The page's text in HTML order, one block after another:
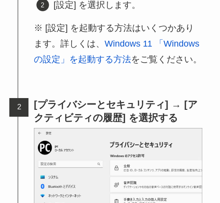
[設定] を選択します。
[設定] を起動する方法はいくつかあり
ます。詳しくは、Windows 11 「Windows
の設定」を起動する方法をご覧ください。
[プライバシーとセキュリティ] → [ア
クティビティの履歴] を選択する